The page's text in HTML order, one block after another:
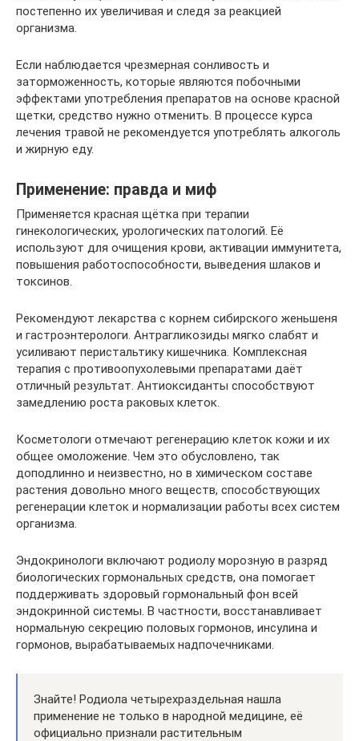
постепенно их увеличивая и следя за реакцией
организма.
Если наблюдается чрезмерная сонливость и
заторможенность, которые являются побочными
эффектами употребления препаратов на основе красной
щетки, средство нужно отменить. В процессе курса
лечения травой не рекомендуется употреблять алкоголь
и жирную еду.
Применение: правда и миф
Применяется красная щётка при терапии
гинекологических, урологических патологий. Её
используют для очищения крови, активации иммунитета,
повышения работоспособности, выведения шлаков и
токсинов.
Рекомендуют лекарства с корнем сибирского женьшеня
и гастроэнтерологи. Антрагликозиды мягко слабят и
усиливают перистальтику кишечника. Комплексная
терапия с противоопухолевыми препаратами даёт
отличный результат. Антиоксиданты способствуют
замедлению роста раковых клеток.
Косметологи отмечают регенерацию клеток кожи и их
общее омоложение. Чем это обусловлено, так
доподлинно и неизвестно, но в химическом составе
растения довольно много веществ, способствующих
регенерации клеток и нормализации работы всех систем
организма.
Эндокринологи включают родиолу морозную в разряд
биологических гормональных средств, она помогает
поддерживать здоровый гормональный фон всей
эндокринной системы. В частности, восстанавливает
нормальную секрецию половых гормонов, инсулина и
гормонов, вырабатываемых надпочечниками.
Знайте! Родиола четырехраздельная нашла
применение не только в народной медицине, её
официально признали растительным